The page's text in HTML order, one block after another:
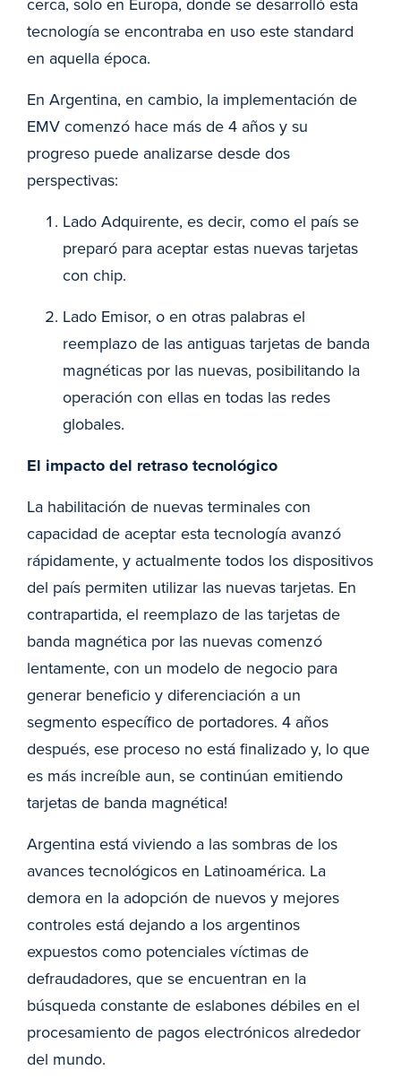
tecnología se encontraba en uso este standard
en aquella época.
En Argentina, en cambio, la implementación de
EMV comenzó hace más de 4 años y su
progreso puede analizarse desde dos
perspectivas:
Lado Adquirente, es decir, como el país se
preparó para aceptar estas nuevas tarjetas
con chip.
Lado Emisor, o en otras palabras el
reemplazo de las antiguas tarjetas de banda
magnéticas por las nuevas, posibilitando la
operación con ellas en todas las redes
globales.
El impacto del retraso tecnológico
La habilitación de nuevas terminales con
capacidad de aceptar esta tecnología avanzó
rápidamente, y actualmente todos los dispositivos
del país permiten utilizar las nuevas tarjetas. En
contrapartida, el reemplazo de las tarjetas de
banda magnética por las nuevas comenzó
lentamente, con un modelo de negocio para
generar beneficio y diferenciación a un
segmento específico de portadores. 4 años
después, ese proceso no está finalizado y, lo que
es más increíble aun, se continúan emitiendo
tarjetas de banda magnética!
Argentina está viviendo a las sombras de los
avances tecnológicos en Latinoamérica. La
demora en la adopción de nuevos y mejores
controles está dejando a los argentinos
expuestos como potenciales víctimas de
defraudadores, que se encuentran en la
búsqueda constante de eslabones débiles en el
procesamiento de pagos electrónicos alrededor
del mundo.